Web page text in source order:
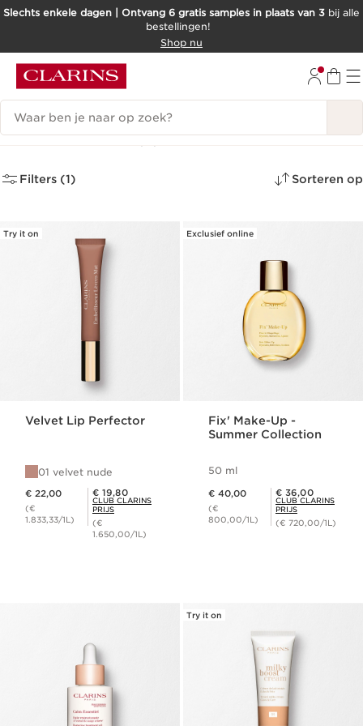
DOORGAAN NAAR INHOUD
Slechts enkele dagen | Ontvang 6 gratis samples in plaats van 3 bij alle
bestellingen!
Shop nu
Zoekgeschiedenis
Winter Sales (6)
Filters (1) Sorteren op
Try it on
Velvet Lip Perfector
01 velvet nude
€ 22,00
(€
1.833,33/1L)
Club Clarins Prijs € 19,80
€ 19,80
CLUB CLARINS
PRIJS
(€
1.650,00/1L)
Exclusief online
Fix' Make-Up -
Summer Collection
50 ml
€ 40,00
(€
800,00/1L)
Club Clarins Prijs € 36,00
€ 36,00
CLUB CLARINS
PRIJS
(€ 720,00/1L)
Try it on